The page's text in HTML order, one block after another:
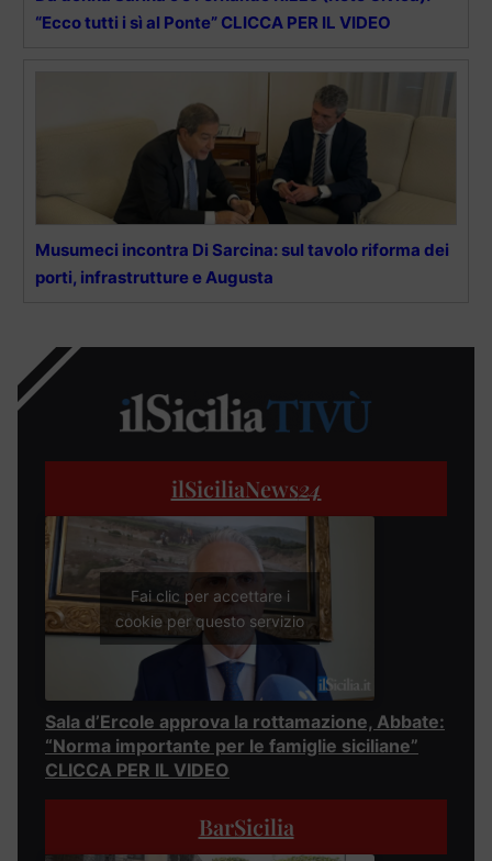
“Ecco tutti i sì al Ponte” CLICCA PER IL VIDEO
Musumeci incontra Di Sarcina: sul tavolo riforma dei
porti, infrastrutture e Augusta
ilSiciliaNews24
Fai clic per accettare i
cookie per questo servizio
Sala d’Ercole approva la rottamazione, Abbate:
“Norma importante per le famiglie siciliane”
CLICCA PER IL VIDEO
BarSicilia